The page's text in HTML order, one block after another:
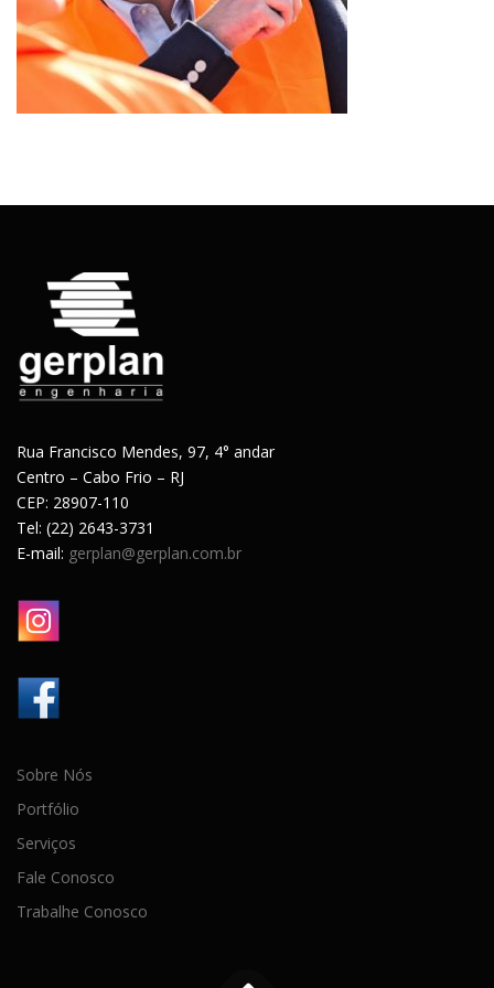
Rua Francisco Mendes, 97, 4° andar
Centro – Cabo Frio – RJ
CEP: 28907-110
Tel: (22) 2643-3731
E-mail: gerplan@gerplan.com.br
Sobre Nós
Portfólio
Serviços
Fale Conosco
Trabalhe Conosco